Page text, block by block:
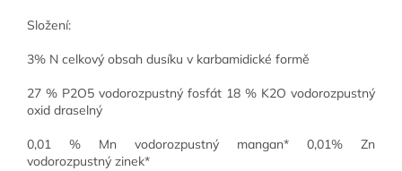
Složení:
3% N celkový obsah dusíku v karbamidické formě
27 % P2O5 vodorozpustný fosfát 18 % K2O vodorozpustný
oxid draselný
0,01 % Mn vodorozpustný mangan* 0,01% Zn
vodorozpustný zinek*